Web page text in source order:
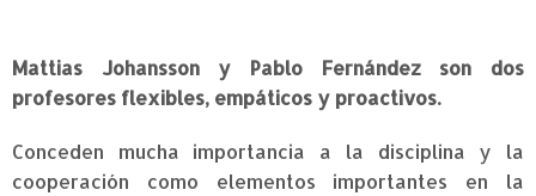
Mattias Johansson y Pablo Fernández son dos
profesores flexibles, empáticos y proactivos.
Conceden mucha importancia a la disciplina y la
cooperación como elementos importantes en la